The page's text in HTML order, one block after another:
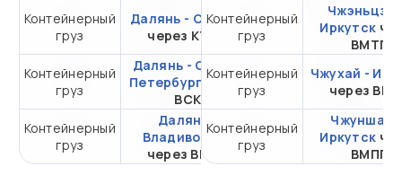
Контейнерный
груз
Далянь - Самара
через КТСП
от 631 186,27 ₽ за
20DC
Контейнерный
груз
Далянь - Санкт-
Петербург через
ВСК
от 296 114,41 ₽ за
20DC
Контейнерный
груз
Далянь -
Владивосток
через ВМТП
от 105 693,97 ₽ за
20DC
Контейнерный
груз
Иркутск
ВМТП
Контейнерный
груз
Чжухай -
через
Контейнерный
груз
Иркутск
ВМПП